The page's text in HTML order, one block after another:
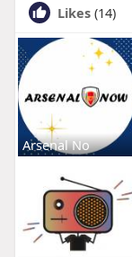
Likes (14)
Arsenal No